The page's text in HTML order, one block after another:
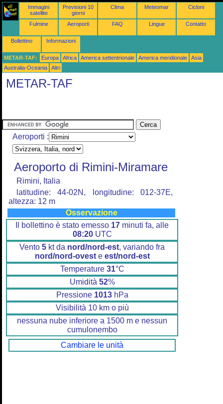
Immagini
satellite
Previsioni 10
giorni
Clima Meteomar Cicloni
Fulmine Aeroporti FAQ Lingue Contatto
Bollettino Informazioni
METAR-TAF: Europa Africa America settentrionale America meridionale
Asia
Australia-Oceania
Altri
METAR-TAF
Aeroporti :
Aeroporto di Rimini-Miramare
Rimini, Italia
latitudine: 44-02N, longitudine: 012-37E,
altezza: 12 m
Osservazione
Il bollettino è stato emesso 17 minuti fa, alle
08:20UTC
Vento 5 kt da nord/nord-est, variando fra
nord/nord-oveste est/nord-est
Temperature 31°C
Umidità 52%
Pressione 1013hPa
Visibilità 10 km o più
nessuna nube inferiore a 1500 m e nessun
cumulonembo
Cambiare le unità